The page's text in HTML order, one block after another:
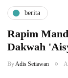
berita
Rapim
Dakwah
By Adis Setiawan